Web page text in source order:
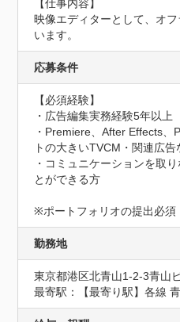
【仕事内容】
映像エディターとして、オ
います。
応募条件
【必須経験】
・広告編集実務経験5年以上
・Premiere、After Effects
トの大きいTVCM・関連広
・コミュニケーションを取
とができる方
※ポートフォリオの提出必須
勤務地
東京都港区北青山1-2-3青山
最寄駅：【最寄り駅】各線